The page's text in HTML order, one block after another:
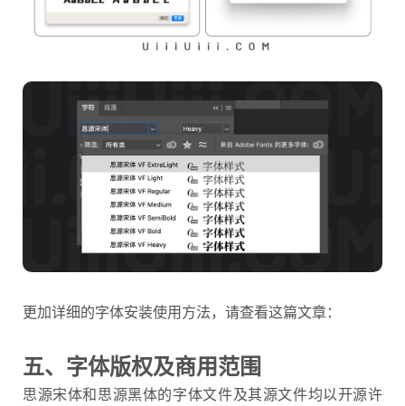
更加详细的字体安装使用方法，请查看这篇文章：
五、字体版权及商用范围
思源宋体和思源黑体的字体文件及其源文件均以开源许